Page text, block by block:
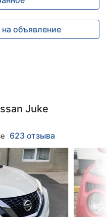
объявление
Juke
623 отзыва